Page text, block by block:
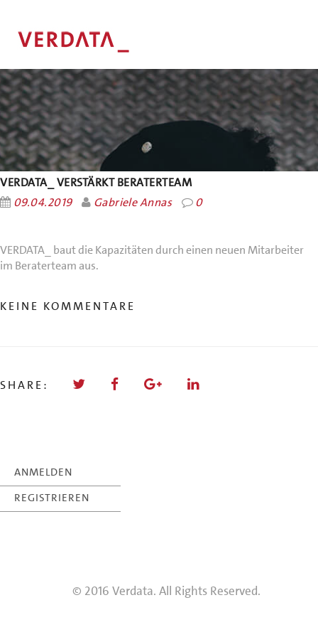
VERDATA_ VERSTÄRKT BERATERTEAM
09.04.2019
Gabriele Annas 0
VERDATA_ baut die Kapazitäten durch einen neuen Mitarbeiter
im Beraterteam aus.
KEINE KOMMENTARE
SHARE:
ANMELDEN
REGISTRIEREN
© 2016 Verdata. All Rights Reserved.